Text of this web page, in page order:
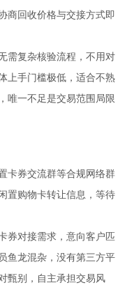
商回收价格与交接方式即
需复杂核验流程，不用对
上手门槛极低，适合不熟
唯一不足是交易范围局限
卡券交流群等合规网络群
置购物卡转让信息，等待
券对接需求，意向客户匹
鱼龙混杂，没有第三方平
甄别，自主承担交易风